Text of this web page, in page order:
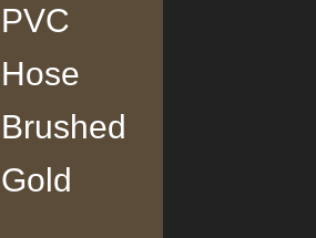
PVC
Hose
Brushed
Gold